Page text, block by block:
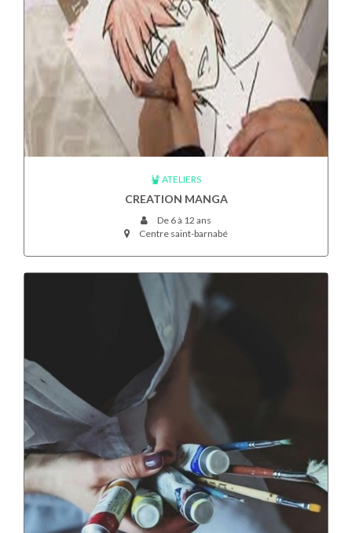
ATELIERS
CREATION MANGA
De 6 à 12 ans
Centre saint-barnabé